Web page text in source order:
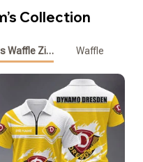
Collection
Waffle Zipper PoloWaffle